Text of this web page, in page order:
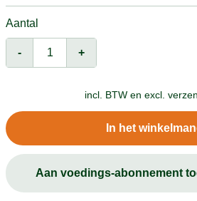
Aantal
- +
incl. BTW en excl.
In het
Aan voedings-abonnement